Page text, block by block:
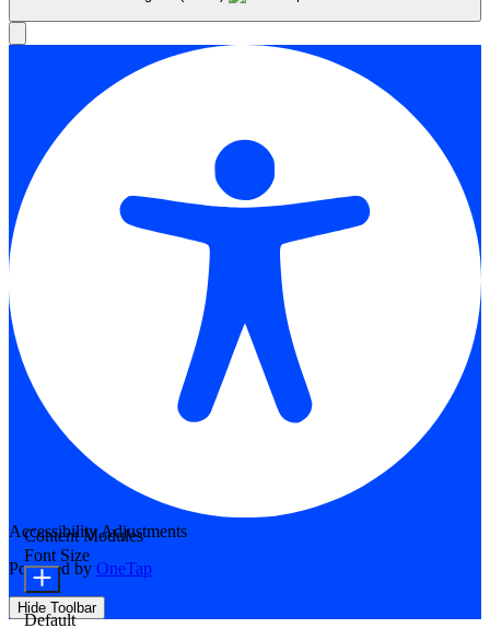
Accessibility Adjustments
Powered by OneTap
Hide Toolbar
Content Modules
Font Size
Default